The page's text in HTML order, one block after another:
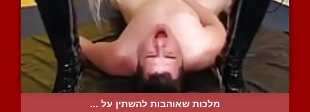
מלכות שאוהבות להשתין על ...